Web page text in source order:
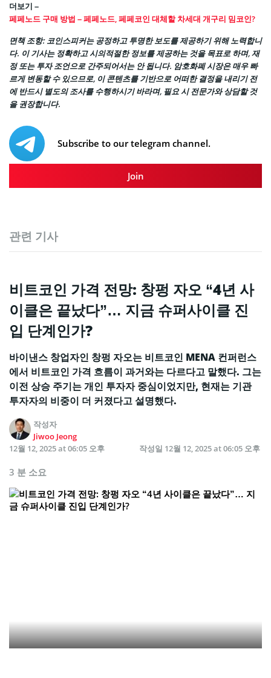
더보기 –
페페노드 구매 방법 – 페페노드, 페페코인 대체할 차세대 개구리 밈코인?
면책 조항: 코인스피커는 공정하고 투명한 보도를 제공하기 위해 노력합니
다. 이 기사는 정확하고 시의적절한 정보를 제공하는 것을 목표로 하며, 재
정 또는 투자 조언으로 간주되어서는 안 됩니다. 암호화폐 시장은 매우 빠
르게 변동할 수 있으므로, 이 콘텐츠를 기반으로 어떠한 결정을 내리기 전
에 반드시 별도의 조사를 수행하시기 바라며, 필요 시 전문가와 상담할 것
을 권장합니다.
Subscribe to our telegram channel.
Join
관련 기사
비트코인 가격 전망: 창펑 자오 “4년 사
이클은 끝났다”… 지금 슈퍼사이클 진
입 단계인가?
바이낸스 창업자인 창펑 자오는 비트코인 MENA 컨퍼런스
에서 비트코인 가격 흐름이 과거와는 다르다고 말했다. 그는
이전 상승 주기는 개인 투자자 중심이었지만, 현재는 기관
투자자의 비중이 더 커졌다고 설명했다.
작성자
Jiwoo Jeong
12월 12, 2025 at 06:05 오후
작성일 12월 12, 2025 at 06:05 오후
3 분 소요